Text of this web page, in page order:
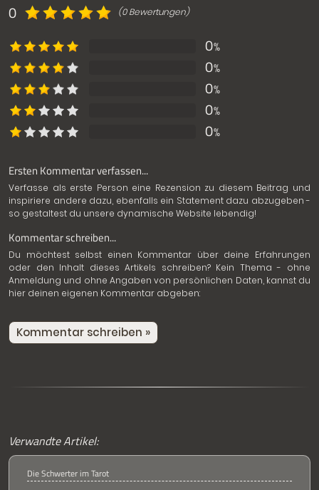
0 (0 Bewertungen)
0%
0%
0%
0%
0%
Ersten Kommentar verfassen...
Verfasse als erste Person eine Rezension zu diesem Beitrag und
inspiriere andere dazu, ebenfalls ein Statement dazu abzugeben -
so gestaltest du unsere dynamische Website lebendig!
Kommentar schreiben...
Du möchtest selbst einen Kommentar über deine Erfahrungen
oder den Inhalt dieses Artikels schreiben? Kein Thema - ohne
Anmeldung und ohne Angaben von persönlichen Daten, kannst du
hier deinen eigenen Kommentar abgeben:
Kommentar schreiben »
Verwandte Artikel:
Die Schwerter im Tarot